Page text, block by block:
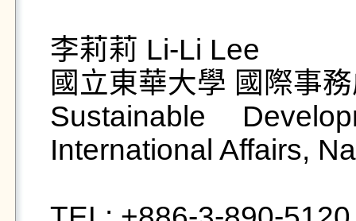
李莉莉 Li-Li Lee
國立東華大學 國際事
Sustainable
International Affairs,